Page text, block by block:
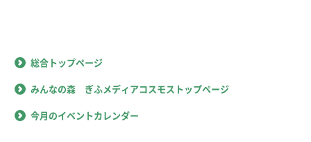
総合トップページ
みんなの森 ぎふメディアコスモストップページ
今月のイベントカレンダー